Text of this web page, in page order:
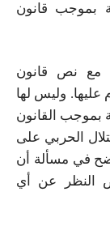
بموجب قانون
مع نص قانون
عليها. وليس لها
بموجب القانون
الحربي على
في مسألة أن
النظر عن أي